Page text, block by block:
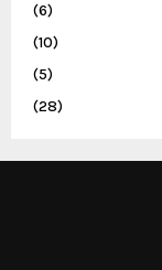
(6)
(10)
(5)
(28)